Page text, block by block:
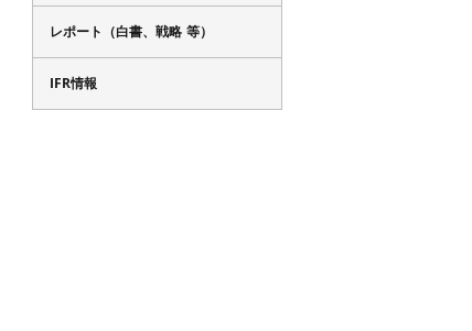
レポート（白書、戦略 等）
IFR情報